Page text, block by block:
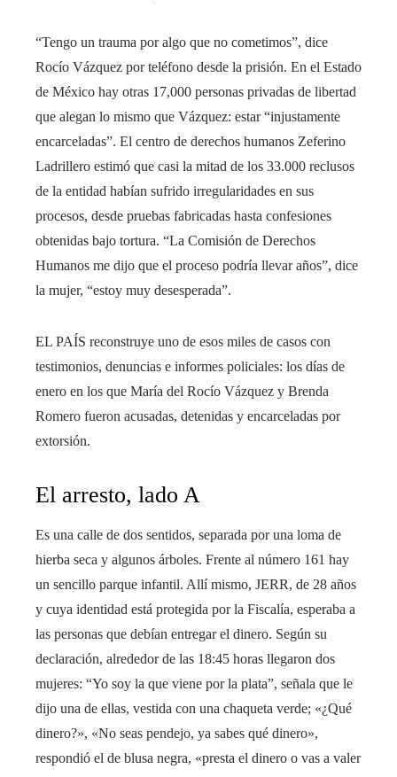
“Tengo un trauma por algo que no cometimos”, dice
Rocío Vázquez por teléfono desde la prisión. En el Estado
de México hay otras 17,000 personas privadas de libertad
que alegan lo mismo que Vázquez: estar “injustamente
encarceladas”. El centro de derechos humanos Zeferino
Ladrillero estimó que casi la mitad de los 33.000 reclusos
de la entidad habían sufrido irregularidades en sus
procesos, desde pruebas fabricadas hasta confesiones
obtenidas bajo tortura. “La Comisión de Derechos
Humanos me dijo que el proceso podría llevar años”, dice
la mujer, “estoy muy desesperada”.
EL PAÍS reconstruye uno de esos miles de casos con
testimonios, denuncias e informes policiales: los días de
enero en los que María del Rocío Vázquez y Brenda
Romero fueron acusadas, detenidas y encarceladas por
extorsión.
El arresto, lado A
Es una calle de dos sentidos, separada por una loma de
hierba seca y algunos árboles. Frente al número 161 hay
un sencillo parque infantil. Allí mismo, JERR, de 28 años
y cuya identidad está protegida por la Fiscalía, esperaba a
las personas que debían entregar el dinero. Según su
declaración, alrededor de las 18:45 horas llegaron dos
mujeres: “Yo soy la que viene por la plata”, señala que le
dijo una de ellas, vestida con una chaqueta verde; «¿Qué
dinero?», «No seas pendejo, ya sabes qué dinero»,
respondió el de blusa negra, «presta el dinero o vas a valer